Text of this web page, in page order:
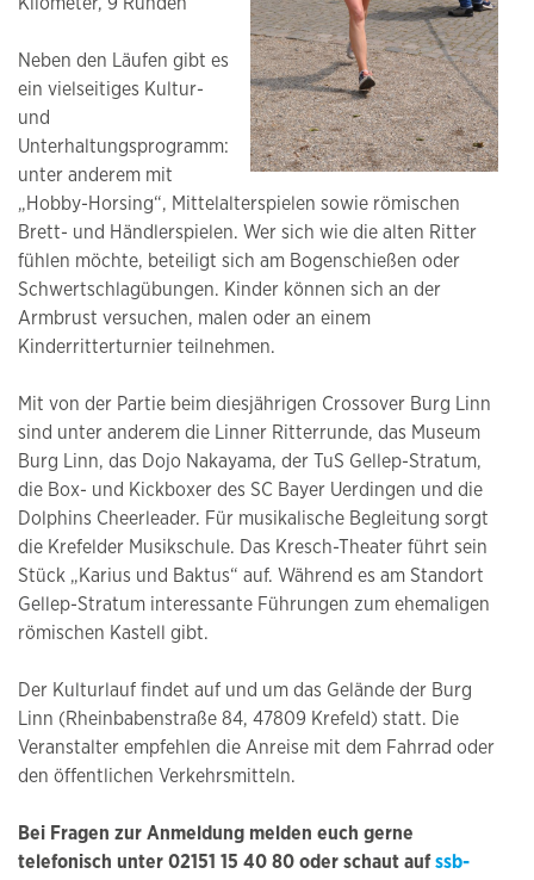
Neben den Läufen gibt es
ein vielseitiges Kultur-
und
Unterhaltungsprogramm:
unter anderem mit
„Hobby-Horsing“, Mittelalterspielen sowie römischen
Brett- und Händlerspielen. Wer sich wie die alten Ritter
fühlen möchte, beteiligt sich am Bogenschießen oder
Schwertschlagübungen. Kinder können sich an der
Armbrust versuchen, malen oder an einem
Kinderritterturnier teilnehmen.
Mit von der Partie beim diesjährigen Crossover Burg Linn
sind unter anderem die Linner Ritterrunde, das Museum
Burg Linn, das Dojo Nakayama, der TuS Gellep-Stratum,
die Box- und Kickboxer des SC Bayer Uerdingen und die
Dolphins Cheerleader. Für musikalische Begleitung sorgt
die Krefelder Musikschule. Das Kresch-Theater führt sein
Stück „Karius und Baktus“ auf. Während es am Standort
Gellep-Stratum interessante Führungen zum ehemaligen
römischen Kastell gibt.
Der Kulturlauf findet auf und um das Gelände der Burg
Linn (Rheinbabenstraße 84, 47809 Krefeld) statt. Die
Veranstalter empfehlen die Anreise mit dem Fahrrad oder
den öffentlichen Verkehrsmitteln.
Bei Fragen zur Anmeldung melden euch gerne
telefonisch unter 02151 15 40 80 oder schaut aufssb-